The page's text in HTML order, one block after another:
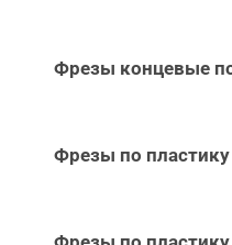
Фрезы концевые
Фрезы по пластику